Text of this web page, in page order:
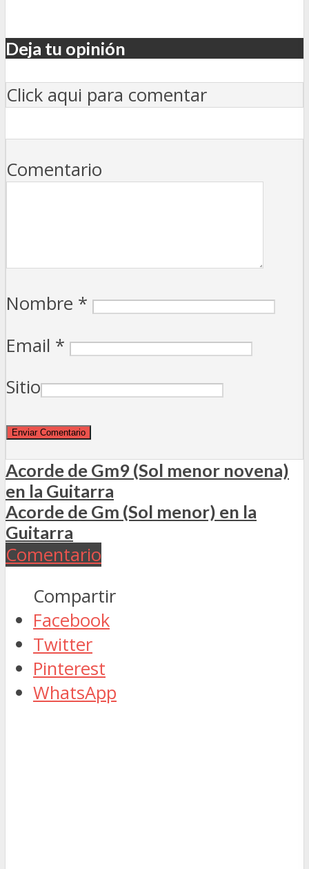
Deja tu opinión
Click aqui para comentar
Comentario
Nombre *
Email *
Sitio
Acorde de Gm9 (Sol menor novena)
en la Guitarra
Acorde de Gm (Sol menor) en la
Guitarra
Comentario
Compartir
Facebook
Twitter
Pinterest
WhatsApp